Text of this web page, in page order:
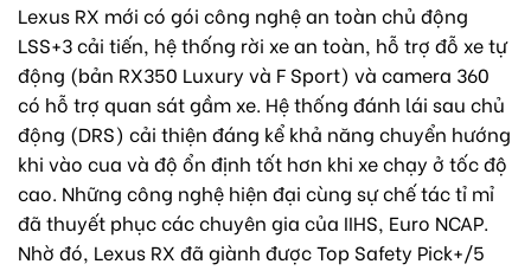
Lexus RX mới có gói công nghệ an toàn chủ động
LSS+3 cải tiến, hệ thống rời xe an toàn, hỗ trợ đỗ xe tự
động (bản RX350 Luxury và F Sport) và camera 360
có hỗ trợ quan sát gầm xe. Hệ thống đánh lái sau chủ
động (DRS) cải thiện đáng kể khả năng chuyển hướng
khi vào cua và độ ổn định tốt hơn khi xe chạy ở tốc độ
cao. Những công nghệ hiện đại cùng sự chế tác tỉ mỉ
đã thuyết phục các chuyên gia của IIHS, Euro NCAP.
Nhờ đó, Lexus RX đã giành được Top Safety Pick+/5